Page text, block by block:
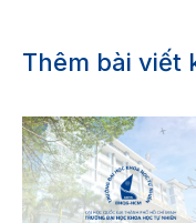
Thêm bài viết